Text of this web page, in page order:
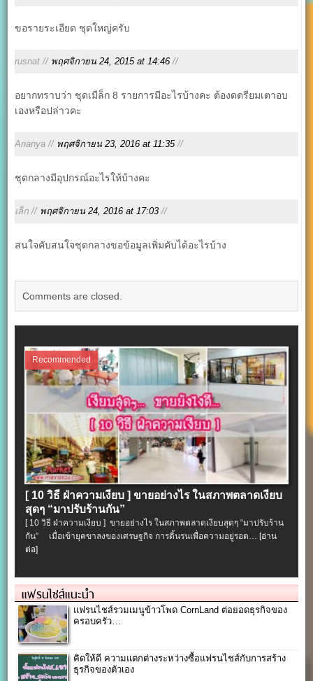
ขอรายระเอียด ชุดใหญ่ครับ
rusnat // พฤศจิกายน 24, 2015 at 14:46 //
อยากทราบว่า ชุดเมีล็ก 8 รายการมีอะไรบ้างคะ ต้องดตรียมเตาอบ
เองหรือปล่าวคะ
Ananya // พฤศจิกายน 23, 2016 at 11:35//
ชุดกลางมีอุปกรณ์อะไรให้บ้างคะ
เล็ก // พฤศจิกายน 24, 2016 at 17:03 //
สนใจคับสนใจชุดกลางขอข้อมูลเพิ่มคับได้อะไรบ้าง
Comments are closed.
Recommended
[ 10 วิธี ฝ่าความเงียบ ] ขายอย่างไร ในสภาพตลาดเงียบ
สุดๆ “มาปรับร้านกัน”
[ 10 วิธี ฝ่าความเงียบ ] ขายอย่างไร ในสภาพตลาดเงียบสุดๆ “มาปรับร้าน
กัน” เมื่อเข้ายุคขาลงของเศรษฐกิจ การดิ้นรนเพื่อความอยู่รอด… [อ่าน
ต่อ]
แฟรนไชส์แนะนำ
แฟรนไชส์รวมเมนูข้าวโพด CornLand ต่อยอดธุรกิจของ
ครอบครัว…
คิดให้ดี ความแตกต่างระหว่างซื้อแฟรนไชส์กับการสร้าง
ธุรกิจของตัวเอง